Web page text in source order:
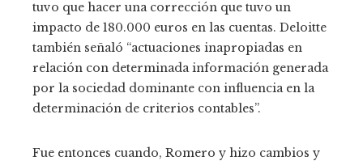
tuvo que hacer una corrección que tuvo un
impacto de 180.000 euros en las cuentas. Deloitte
también señaló “actuaciones inapropiadas en
relación con determinada información generada
por la sociedad dominante con influencia en la
determinación de criterios contables”.
Fue entonces cuando, Romero y hizo cambios y